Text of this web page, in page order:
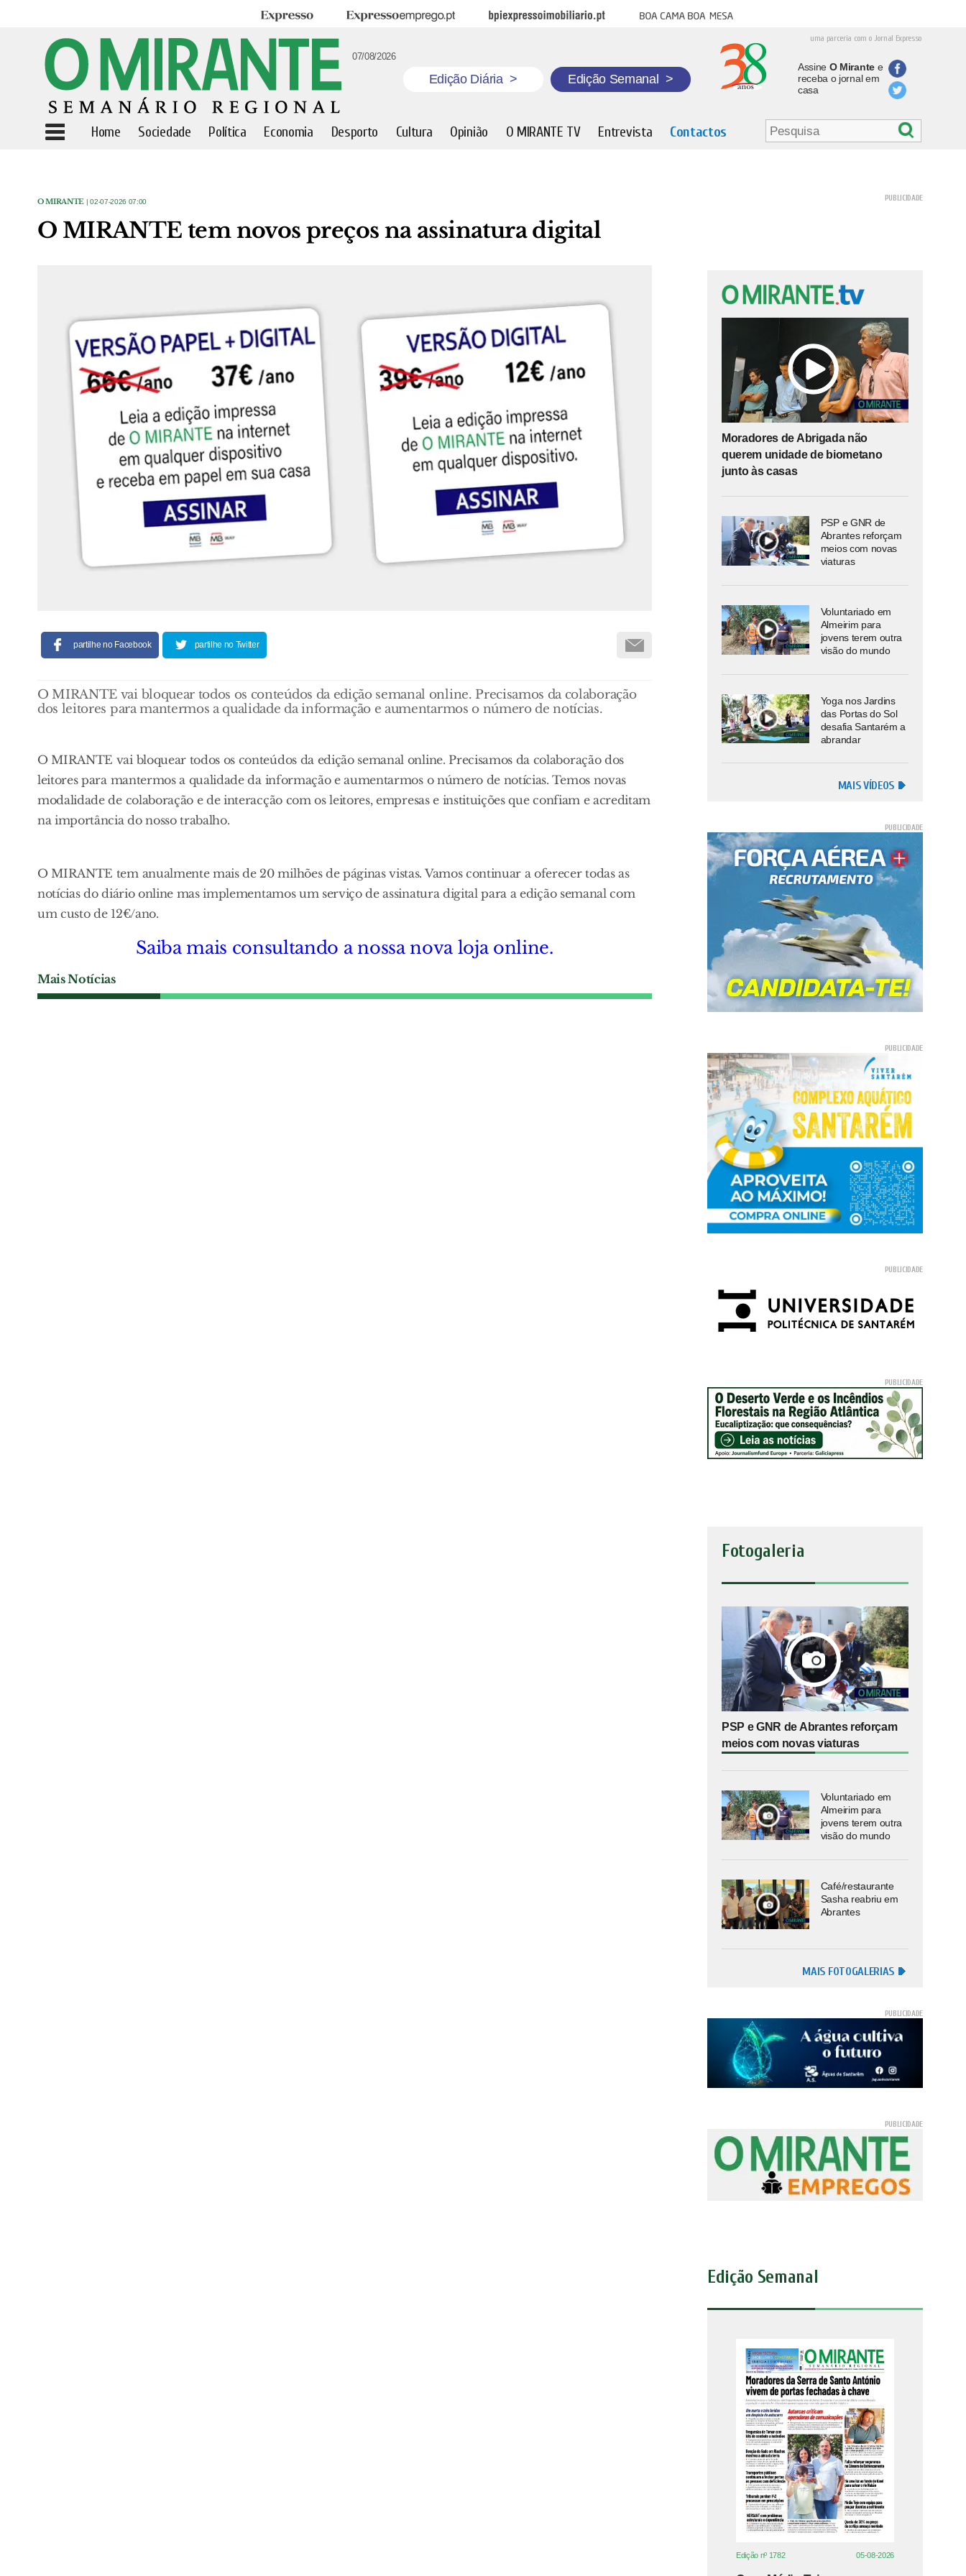
Expresso Expresso Emprego BPI Expresso Imobiliário Boa cama boa mesa
uma parceria com o Jornal Expresso
07/08/2026
Edição Diária > Edição Semanal >
Assine O Mirantee
receba o jornal em
casa
Home Sociedade Política Economia Desporto Cultura Opinião O MIRANTE TV Entrevista Contactos
O MIRANTE | 02-07-2026 07:00
O MIRANTE tem novos preços na assinatura digital
partilhe no Facebook partilhe no Twitter
O MIRANTE vai bloquear todos os conteúdos da edição semanal online. Precisamos da colaboração
dos leitores para mantermos a qualidade da informação e aumentarmos o número de notícias.
O MIRANTE vai bloquear todos os conteúdos da edição semanal online. Precisamos da colaboração dos
leitores para mantermos a qualidade da informação e aumentarmos o número de notícias. Temos novas
modalidade de colaboração e de interacção com os leitores, empresas e instituições que confiam e acreditam
na importância do nosso trabalho.
O MIRANTE tem anualmente mais de 20 milhões de páginas vistas. Vamos continuar a oferecer todas as
notícias do diário online mas implementamos um serviço de assinatura digital para a edição semanal com
um custo de 12€/ano.
Saiba mais consultando a nossa nova loja online.
Mais Notícias
Moradores de Abrigada não
querem unidade de biometano
junto às casas
PSP e GNR de
Abrantes reforçam
meios com novas
viaturas
Voluntariado em
Almeirim para
jovens terem outra
visão do mundo
Yoga nos Jardins
das Portas do Sol
desafia Santarém a
abrandar
MAIS VÍDEOS
Fotogaleria
PSP e GNR de Abrantes reforçam
meios com novas viaturas
Voluntariado em
Almeirim para
jovens terem outra
visão do mundo
Café/restaurante
Sasha reabriu em
Abrantes
MAIS FOTOGALERIAS
Edição Semanal
Edição nº 1782 05-08-2026